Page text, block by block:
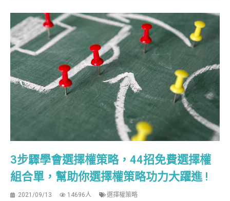
3步驟學會選擇權策略，44招免費選擇權
組合單，幫助你選擇權策略功力大躍進 !
2021/09/13 14696人 選擇權策略